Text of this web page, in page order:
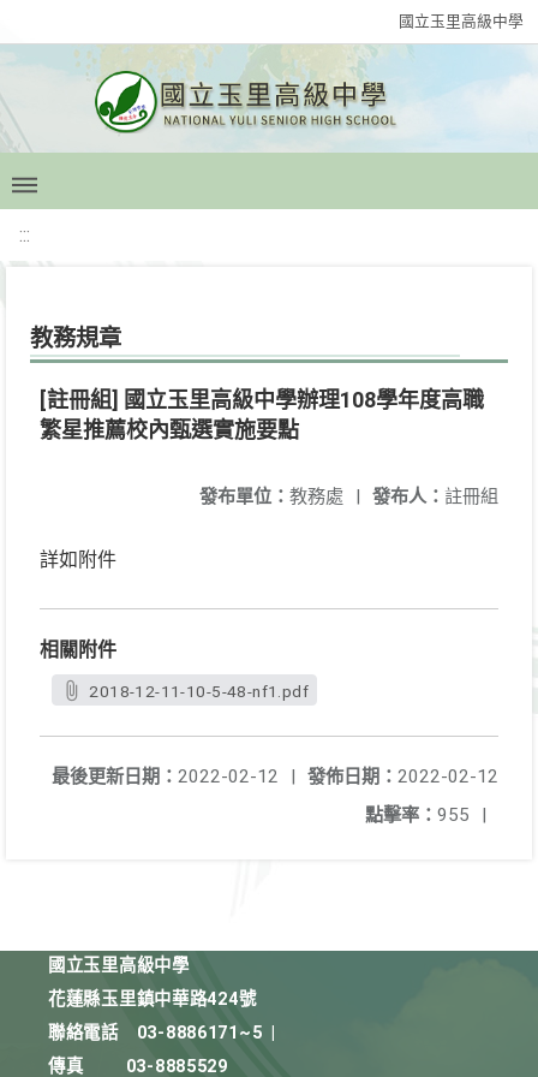
國立玉里高級中學
:::
教務規章
[註冊組] 國立玉里高級中學辦理108學年度高職
繁星推薦校內甄選實施要點
發布人： 註冊組
發布單位： 教務處 |
詳如附件
相關附件
2018-12-11-10-5-48-nf1.pdf
發佈日期： 2022-02-12
最後更新日期： 2022-02-12
|
點擊率： 955 |
國立玉里高級中學
花蓮縣玉里鎮中華路424號
聯絡電話
03-8886171~5
傳真
03-8885529